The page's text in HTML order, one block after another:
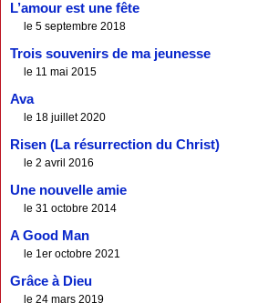
L’amour est une fête
le 5 septembre 2018
Trois souvenirs de ma jeunesse
le 11 mai 2015
Ava
le 18 juillet 2020
Risen (La résurrection du Christ)
le 2 avril 2016
Une nouvelle amie
le 31 octobre 2014
A Good Man
le 1er octobre 2021
Grâce à Dieu
le 24 mars 2019